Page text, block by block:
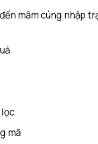
mâm cúng nhập
lọc
mã